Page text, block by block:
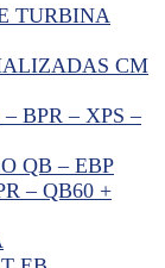
TURBINA
CM
BPR – XPS –
QB – EBP
– QB60 +